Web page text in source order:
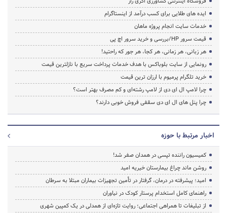
ایده های طلایی برای کسب درآمد از اینستاگرام
خدمات سایت انجام پروژه ماهان
قیمت سرور HP/بررسی و خرید سرور اچ پی
هر زبانی، هر زمانی، هر کجا، هر جور که راحتید!
رونمایی از سایت بلوباکس با هدف خدمات پرداخت سریع با نازلترین قیمت
خرید تلگرام پرمیوم با ارزان ترین قیمت
چرا لامپ ال ای دی از لامپ رشته‌ای و کم مصرف بهتر است؟
چرا پنل های ال ای دی سقفی فروش خوبی دارند؟
اخبار مرتبط با حوزه
کمیسیون راننده تپسی در همدان صفر شد!
روشن ماند چراغ بیمارستان خیریه امید
امید؛ پیشرفته در درمان، گرفتار در تأمین تجهیزات بیماران مبتلا به سرطان
راهنمای کامل استخدام پرستار کودک در نیاوران
از تبلیغات تا همراهی اجتماعی؛ روایت تازه‌ای از همدلی در یک کمپین شهری